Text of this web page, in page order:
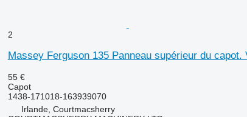
2
Massey Ferguson 135 Panneau supérieur du
55 €
Capot
1438-171018-163939070
Irlande, Courtmacsherry